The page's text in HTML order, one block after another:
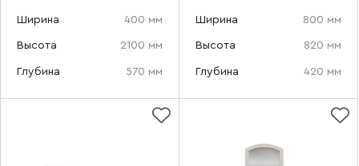
Ширина 400 мм
Высота 2100 мм
Глубина 570 мм
Ширина 800 мм
Высота 820 мм
Глубина 420 мм